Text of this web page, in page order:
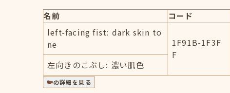
名前 コード
left-facing fist: dark skin to
ne
1F91B-1F3F
F
左向きのこぶし: 濃い肌色
の詳細を見る